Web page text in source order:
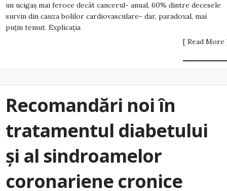
un ucigaș mai feroce decât cancerul- anual, 60% dintre decesele
survin din cauza bolilor cardiovasculare- dar, paradoxal, mai
puțin temut. Explicația
[ Read More
Recomandări noi în
tratamentul diabetului
și al sindroamelor
coronariene cronice